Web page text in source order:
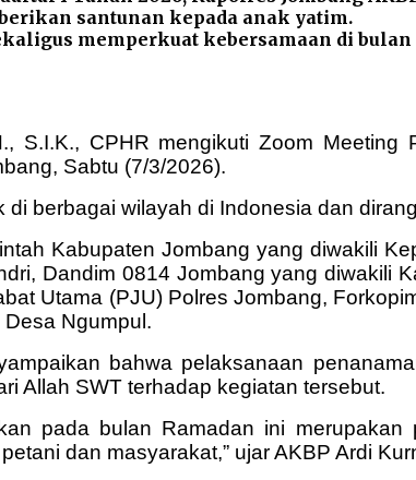
santunan kepada anak yatim.
memperkuat kebersamaan di bulan
S.I.K., CPHR mengikuti Zoom
Sabtu (7/3/2026).
berbagai wilayah di Indonesia dan
Kabupaten Jombang yang diwakili
Dandim 0814 Jombang yang diwakili
Utama (PJU) Polres Jombang,
Ngumpul.
bahwa pelaksanaan
Allah SWT terhadap kegiatan tersebut.
pada bulan Ramadan ini
dan masyarakat,” ujar AKBP Ardi